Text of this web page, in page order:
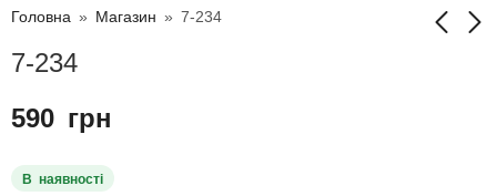
Головна » Магазин » 7-234
7-234
590 грн
В наявності